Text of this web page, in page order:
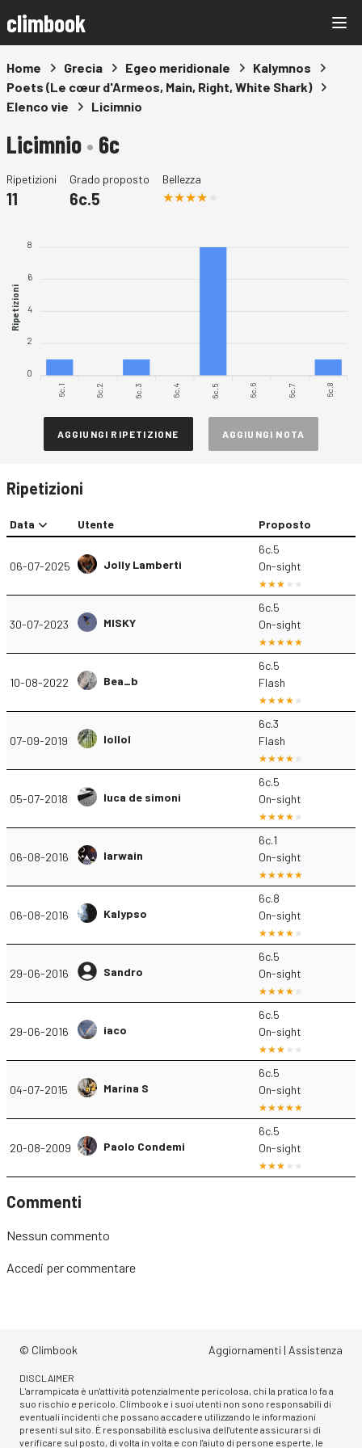
climbook
Home Grecia Egeo meridionale
Kalymnos
Poets (Le cœur d'Armeos, Main, Right, White Shark)
Elenco vie
Licimnio
Licimnio• 6c
Ripetizioni
11
Grado proposto
6c.5
Bellezza
8
6
4
2
0
Ripetizioni
6c.1 6c.2 6c.3 6c.4 6c.5 6c.6 6c.7 6c.8
AGGIUNGI RIPETIZIONE AGGIUNGI NOTA
Ripetizioni
Data Utente Proposto
06-07-2025 Jolly Lamberti
6c.5
On-sight
30-07-2023 MISKY
6c.5
On-sight
10-08-2022 Bea_b
6c.5
Flash
07-09-2019 lollol
6c.3
Flash
05-07-2018 luca de simoni
6c.5
On-sight
06-08-2016 Iarwain
6c.1
On-sight
06-08-2016 Kalypso
6c.8
On-sight
29-06-2016 Sandro
6c.5
On-sight
29-06-2016 iaco
6c.5
On-sight
04-07-2015 Marina S
6c.5
On-sight
20-08-2009 Paolo Condemi
6c.5
On-sight
Commenti
Nessun commento
Accedi per commentare
© Climbook Aggiornamenti | Assistenza
DISCLAIMER
L'arrampicata è un'attività potenzialmente pericolosa, chi la pratica lo fa a
suo rischio e pericolo. Climbook e i suoi utenti non sono responsabili di
eventuali incidenti che possano accadere utilizzando le informazioni
presenti sul sito. È responsabilità esclusiva dell'utente assicurarsi di
verificare sul posto, di volta in volta e con l'aiuto di persone esperte, le